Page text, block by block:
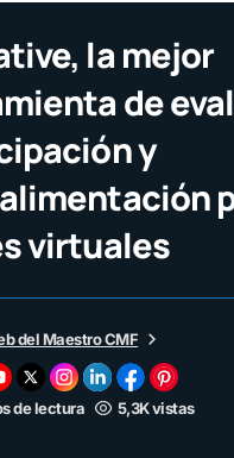
la mejor
de
y
virtuales
del Maestro CMF
de lectura 5,3K vistas